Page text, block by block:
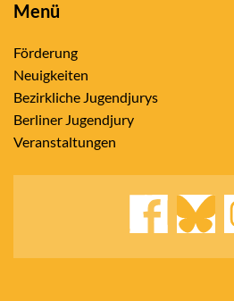
Menü
Förderung
Neuigkeiten
Bezirkliche Jugendjurys
Berliner Jugendjury
Veranstaltungen